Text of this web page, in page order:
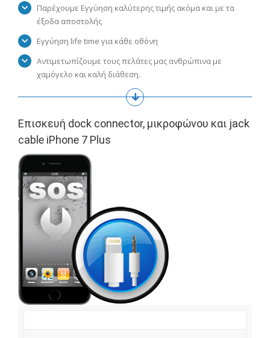
Παρέχουμε Εγγύηση καλύτερης τιμής ακόμα και με τα
έξοδα αποστολής
Εγγύηση life time για κάθε οθόνη
Αντιμετωπίζουμε τους πελάτες μας ανθρώπινα με
χαμόγελο και καλή διάθεση.
Επισκευή dock connector, μικροφώνου και jack
cable iPhone 7 Plus